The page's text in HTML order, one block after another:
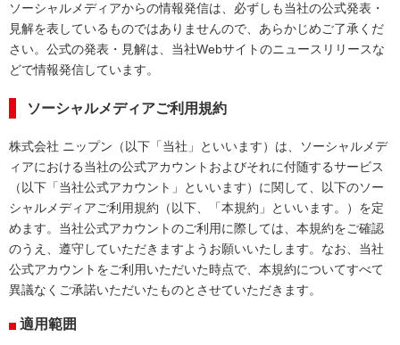
ソーシャルメディアからの情報発信は、必ずしも当社の公式発表・
見解を表しているものではありませんので、あらかじめご了承くだ
さい。公式の発表・見解は、当社Webサイトのニュースリリースな
どで情報発信しています。
ソーシャルメディアご利用規約
株式会社 ニップン（以下「当社」といいます）は、ソーシャルメデ
ィアにおける当社の公式アカウントおよびそれに付随するサービス
（以下「当社公式アカウント」といいます）に関して、以下のソー
シャルメディアご利用規約（以下、「本規約」といいます。）を定
めます。当社公式アカウントのご利用に際しては、本規約をご確認
のうえ、遵守していただきますようお願いいたします。なお、当社
公式アカウントをご利用いただいた時点で、本規約についてすべて
異議なくご承諾いただいたものとさせていただきます。
適用範囲